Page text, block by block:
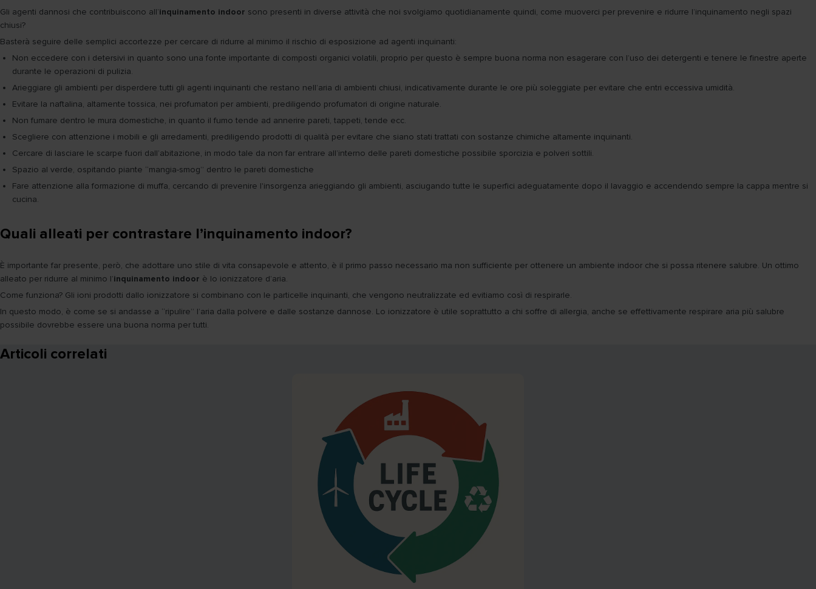
Gli agenti dannosi che contribuiscono all’inquinamento indoor sono presenti in diverse attività che noi svolgiamo quotidianamente quindi, come muoverci per prevenire e ridurre l’inquinamento negli spazi
chiusi?
Basterà seguire delle semplici accortezze per cercare di ridurre al minimo il rischio di esposizione ad agenti inquinanti:
Non eccedere con i detersivi in quanto sono una fonte importante di composti organici volatili, proprio per questo è sempre buona norma non esagerare con l’uso dei detergenti e tenere le finestre aperte
durante le operazioni di pulizia.
Arieggiare gli ambienti per disperdere tutti gli agenti inquinanti che restano nell’aria di ambienti chiusi, indicativamente durante le ore più soleggiate per evitare che entri eccessiva umidità.
Evitare la naftalina, altamente tossica, nei profumatori per ambienti, prediligendo profumatori di origine naturale.
Non fumare dentro le mura domestiche, in quanto il fumo tende ad annerire pareti, tappeti, tende ecc.
Scegliere con attenzione i mobili e gli arredamenti, prediligendo prodotti di qualità per evitare che siano stati trattati con sostanze chimiche altamente inquinanti.
Cercare di lasciare le scarpe fuori dall’abitazione, in modo tale da non far entrare all’interno delle pareti domestiche possibile sporcizia e polveri sottili.
Spazio al verde, ospitando piante “mangia-smog” dentro le pareti domestiche
Fare attenzione alla formazione di muffa, cercando di prevenire l'insorgenza arieggiando gli ambienti, asciugando tutte le superfici adeguatamente dopo il lavaggio e accendendo sempre la cappa mentre si
cucina.
Quali alleati per contrastare l’inquinamento indoor?
È importante far presente, però, che adottare uno stile di vita consapevole e attento, è il primo passo necessario ma non sufficiente per ottenere un ambiente indoor che si possa ritenere salubre. Un ottimo
alleato per ridurre al minimo l’inquinamento indoor è lo ionizzatore d’aria.
Come funziona? Gli ioni prodotti dallo ionizzatore si combinano con le particelle inquinanti, che vengono neutralizzate ed evitiamo così di respirarle.
In questo modo, è come se si andasse a “ripulire” l’aria dalla polvere e dalle sostanze dannose. Lo ionizzatore è utile soprattutto a chi soffre di allergia, anche se effettivamente respirare aria più salubre
possibile dovrebbe essere una buona norma per tutti.
Articoli correlati